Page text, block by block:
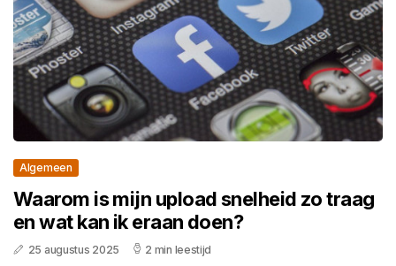
Algemeen
Waarom is mijn upload snelheid zo traag
en wat kan ik eraan doen?
25 augustus 2025 2 min leestijd